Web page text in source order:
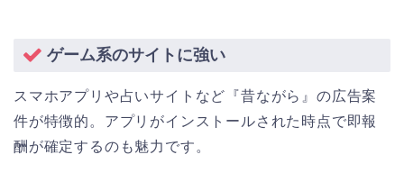
ゲーム系のサイトに強い
スマホアプリや占いサイトなど『昔ながら』の広告案
件が特徴的。アプリがインストールされた時点で即報
酬が確定するのも魅力です。